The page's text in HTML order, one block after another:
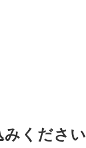
みください